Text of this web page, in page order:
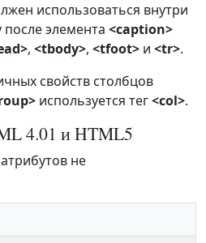
использоваться внутри
после элемента <caption>
, <tbody>, <tfoot> и <tr>.
свойств столбцов
используется тег<col>.
4.01 и HTML5
не